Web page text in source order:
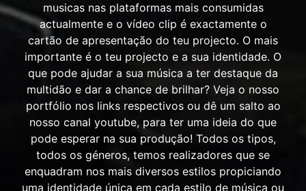
musicas nas plataformas mais consumidas
actualmente e o vídeo clip é exactamente o
cartão de apresentação do teu projecto. O mais
importante é o teu projecto e a sua identidade. O
que pode ajudar a sua música a ter destaque da
multidão e dar a chance de brilhar? Veja o nosso
portfólio nos links respectivos ou dê um salto ao
nosso canal youtube, para ter uma ideia do que
pode esperar na sua produção! Todos os tipos,
todos os géneros, temos realizadores que se
enquadram nos mais diversos estilos propiciando
uma identidade única em cada estilo de música ou